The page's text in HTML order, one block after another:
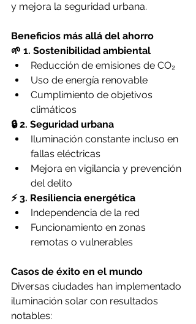
y mejora la seguridad urbana.
Beneficios más allá del ahorro
🌱 1. Sostenibilidad ambiental
Reducción de emisiones de CO₂
Uso de energía renovable
Cumplimiento de objetivos
climáticos
🔒 2. Seguridad urbana
Iluminación constante incluso en
fallas eléctricas
Mejora en vigilancia y prevención
del delito
⚡ 3. Resiliencia energética
Independencia de la red
Funcionamiento en zonas
remotas o vulnerables
Casos de éxito en el mundo
Diversas ciudades han implementado
iluminación solar con resultados
notables: